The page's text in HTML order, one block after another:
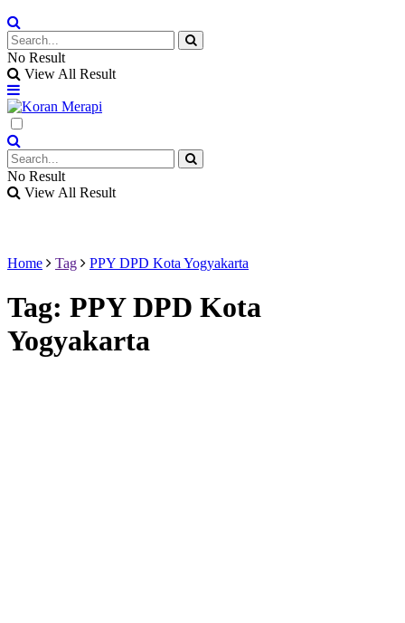
No Result
View All Result
No Result
View All Result
Home Tag PPY DPD Kota Yogyakarta
Tag: PPY DPD Kota
Yogyakarta